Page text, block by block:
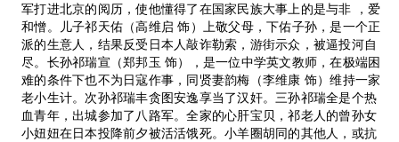
军打进北京的阅历，使他懂得了在国家民族大事上的是与非 ，爱
和憎。儿子祁天佑（高维启 饰）上敬父母，下佑子孙，是一个正
派的生意人，结果反受日本人敲诈勒索，游街示众，被逼投河自
尽。长孙祁瑞宣（郑邦玉 饰），是一位中学英文教师，在极端困
难的条件下也不为日寇作事，同贤妻韵梅（李维康 饰）维持一家
老小生计。次孙祁瑞丰贪图安逸享当了汉奸。三孙祁瑞全是个热
血青年，出城参加了八路军。全家的心肝宝贝，祁老人的曾孙女
小妞妞在日本投降前夕被活活饿死。小羊圈胡同的其他人，或抗